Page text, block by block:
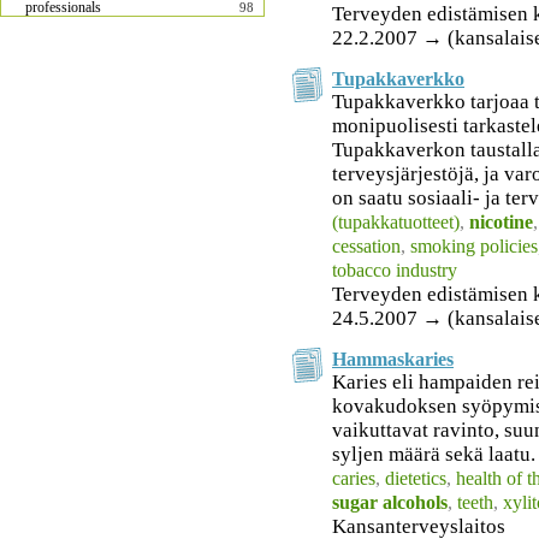
professionals 98
Terveyden edistämisen
22.2.2007 →
Tupakkaverkko
Tupakkaverkko tarjoaa
monipuolisesti
Tupakkaverkon
terveysjärjestöjä, ja
on saatu sosiaali- ja
(tupakkatuotteet), nicotine
cessation, smoking policies
tobacco industry
Terveyden edistämisen
24.5.2007 →
Hammaskaries
Karies eli hampaiden
kovakudoksen
vaikuttavat ravinto,
syljen määrä sekä laatu.
caries, dietetics, health of
sugar alcohols, teeth,
Kansanterveyslaitos